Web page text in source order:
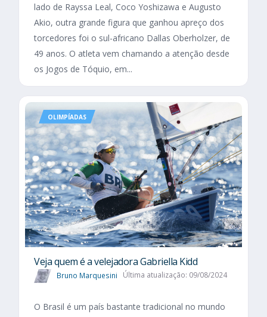
lado de Rayssa Leal, Coco Yoshizawa e Augusto
Akio, outra grande figura que ganhou apreço dos
torcedores foi o sul-africano Dallas Oberholzer, de
49 anos. O atleta vem chamando a atenção desde
os Jogos de Tóquio, em...
OLIMPÍADAS
Veja quem é a velejadora Gabriella Kidd
Bruno Marquesini Última atualização: 09/08/2024
O Brasil é um país bastante tradicional no mundo